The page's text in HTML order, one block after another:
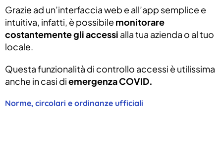
Grazie ad un’interfaccia web e all’app semplice e
intuitiva, infatti, è possibile monitorare
costantemente gli accessi alla tua azienda o al tuo
locale.
Questa funzionalità di controllo accessi è utilissima
anche in casi diemergenza COVID.
Norme, circolari e ordinanze ufficiali